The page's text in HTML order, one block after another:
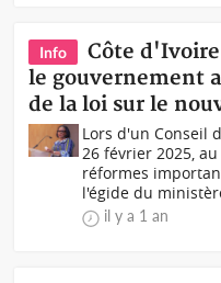
Info
Côte
le gouvernement
de la loi sur le
Lors d'un Conseil
26 février 2025,
réformes
l'égide du
il y a 1 an